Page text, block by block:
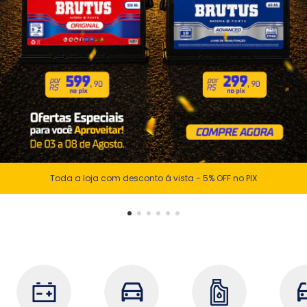
Toda a loja com desconto á vista - 5% OFF no PIX